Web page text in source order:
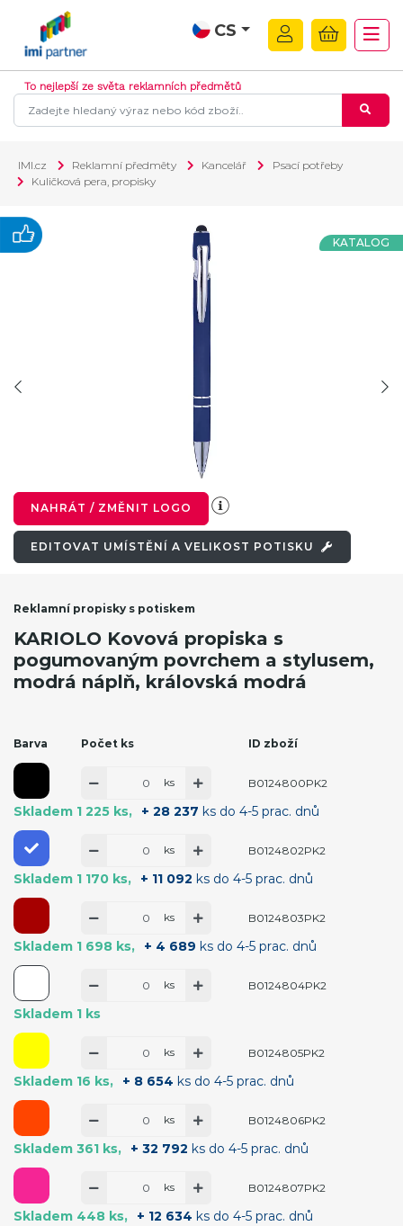
CS
To nejlepší ze světa reklamních předmětů
IMI.cz Reklamní předměty Kancelář
Psací potřeby
Kuličková pera, propisky
KATALOG
NAHRÁT / ZMĚNIT LOGO
EDITOVAT UMÍSTĚNÍ A VELIKOST POTISKU
Reklamní propisky s potiskem
KARIOLO Kovová propiska s
pogumovaným povrchem a stylusem,
modrá náplň, královská modrá
Barva Počet ks ID zboží
Skladem 1 225 ks + 28 237 ks do 4-5 prac. dnů
ks B0124800PK2
Skladem 1 170 ks + 11 092 ks do 4-5 prac. dnů
ks B0124802PK2
Skladem 1 698 ks + 4 689 ks do 4-5 prac. dnů
ks B0124803PK2
Skladem 1 ks
ks B0124804PK2
Skladem 16 ks + 8 654 ks do 4-5 prac. dnů
ks B0124805PK2
Skladem 361 ks + 32 792 ks do 4-5 prac. dnů
ks B0124806PK2
Skladem 448 ks + 12 634 ks do 4-5 prac. dnů
ks B0124807PK2